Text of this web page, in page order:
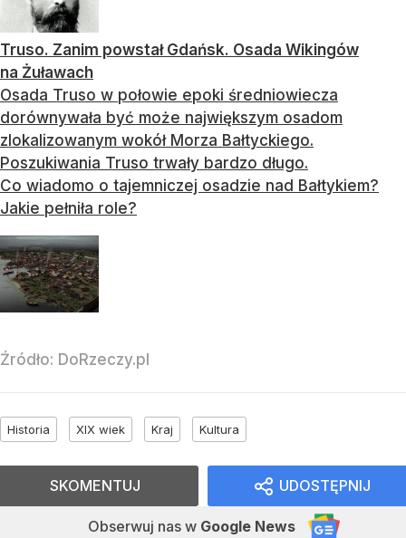
Truso. Zanim powstał Gdańsk. Osada Wikingów
na Żuławach
Osada Truso w połowie epoki średniowiecza
dorównywała być może największym osadom
zlokalizowanym wokół Morza Bałtyckiego.
Poszukiwania Truso trwały bardzo długo.
Co wiadomo o tajemniczej osadzie nad Bałtykiem?
Jakie pełniła role?
Źródło: DoRzeczy.pl
Historia XIX wiek Kraj Kultura
UDOSTĘPNIJ
Obserwuj nas w Google News
SKOMENTUJ